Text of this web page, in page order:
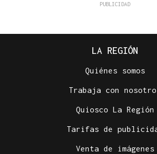
LA REGIÓN
Quiénes somos
Trabaja con
Quiosco La Región
Tarifas de
Venta de imágenes